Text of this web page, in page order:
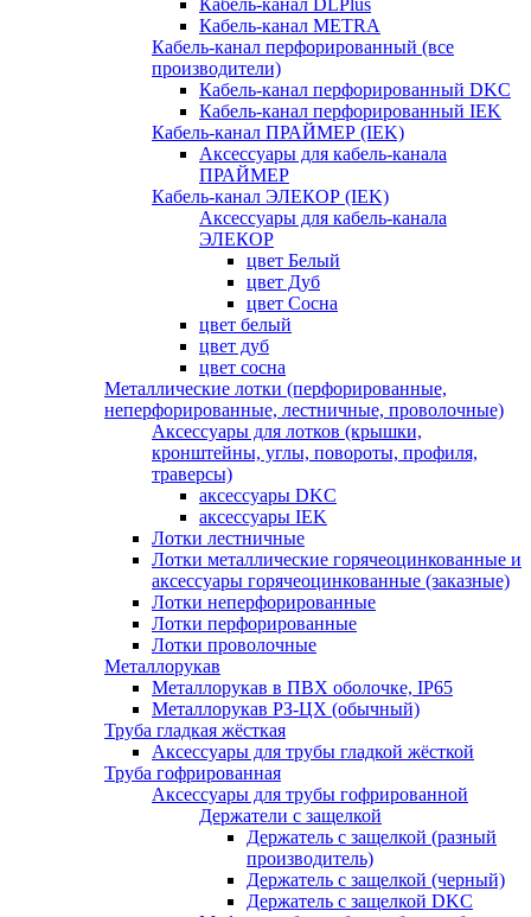
Кабель-канал DLPlus
Кабель-канал METRA
Кабель-канал перфорированный (все
производители)
Кабель-канал перфорированный DKC
Кабель-канал перфорированный IEK
Кабель-канал ПРАЙМЕР (IEK)
Аксессуары для кабель-канала
ПРАЙМЕР
Кабель-канал ЭЛЕКОР (IEK)
Аксессуары для кабель-канала
ЭЛЕКОР
цвет Белый
цвет Дуб
цвет Сосна
цвет белый
цвет дуб
цвет сосна
Металлические лотки (перфорированные,
неперфорированные, лестничные, проволочные)
Аксессуары для лотков (крышки,
кронштейны, углы, повороты, профиля,
траверсы)
аксессуары DKC
аксессуары IEK
Лотки лестничные
Лотки металлические горячеоцинкованные и
аксессуары горячеоцинкованные (заказные)
Лотки неперфорированные
Лотки перфорированные
Лотки проволочные
Металлорукав
Металлорукав в ПВХ оболочке, IP65
Металлорукав РЗ-ЦХ (обычный)
Труба гладкая жёсткая
Аксессуары для трубы гладкой жёсткой
Труба гофрированная
Аксессуары для трубы гофрированной
Держатели с защелкой
Держатель с защелкой (разный
производитель)
Держатель с защелкой (черный)
Держатель с защелкой DKC